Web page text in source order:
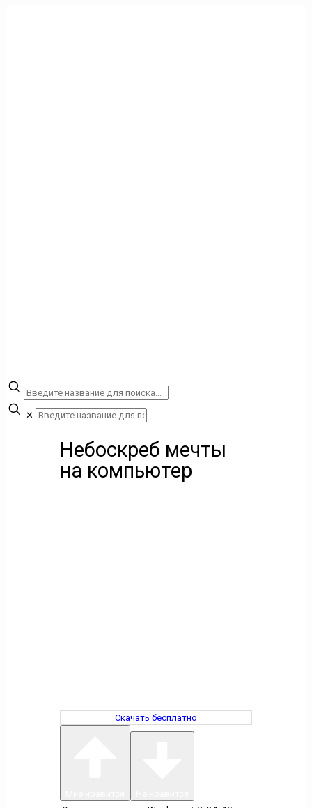
✕
Небоскреб мечты
на компьютер
Скачать бесплатно